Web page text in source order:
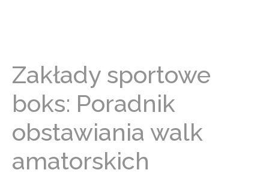
Zakłady sportowe
boks: Poradnik
obstawiania walk
amatorskich